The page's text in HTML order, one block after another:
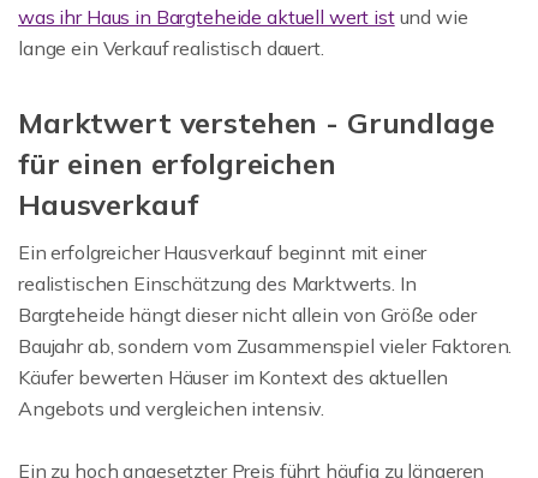
was ihr Haus in Bargteheide aktuell wert istund wie
lange ein Verkauf realistisch dauert.
Marktwert verstehen - Grundlage
für einen erfolgreichen
Hausverkauf
Ein erfolgreicher Hausverkauf beginnt mit einer
realistischen Einschätzung des Marktwerts. In
Bargteheide hängt dieser nicht allein von Größe oder
Baujahr ab, sondern vom Zusammenspiel vieler Faktoren.
Käufer bewerten Häuser im Kontext des aktuellen
Angebots und vergleichen intensiv.
Ein zu hoch angesetzter Preis führt häufig zu längeren